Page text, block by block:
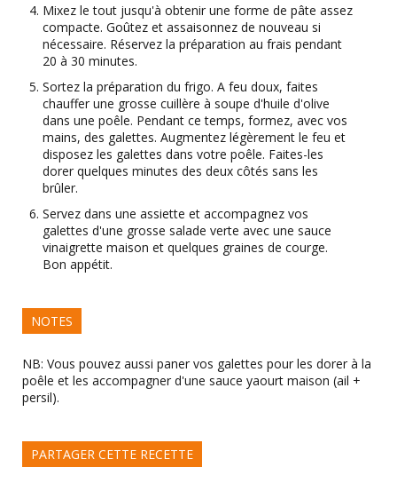
Mixez le tout jusqu'à obtenir une forme de pâte assez
compacte. Goûtez et assaisonnez de nouveau si
nécessaire. Réservez la préparation au frais pendant
20 à 30 minutes.
Sortez la préparation du frigo. A feu doux, faites
chauffer une grosse cuillère à soupe d'huile d'olive
dans une poêle. Pendant ce temps, formez, avec vos
mains, des galettes. Augmentez légèrement le feu et
disposez les galettes dans votre poêle. Faites-les
dorer quelques minutes des deux côtés sans les
brûler.
Servez dans une assiette et accompagnez vos
galettes d'une grosse salade verte avec une sauce
vinaigrette maison et quelques graines de courge.
Bon appétit.
NOTES
NB: Vous pouvez aussi paner vos galettes pour les dorer à la
poêle et les accompagner d'une sauce yaourt maison (ail +
persil).
PARTAGER CETTE RECETTE